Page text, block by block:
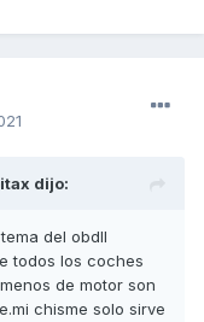
dijo:
del obdII
todos los coches
de motor son
chisme solo sirve